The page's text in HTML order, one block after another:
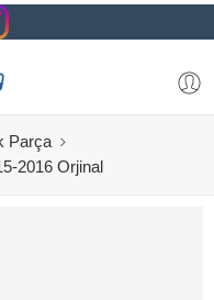
Parça
2016 Orjinal